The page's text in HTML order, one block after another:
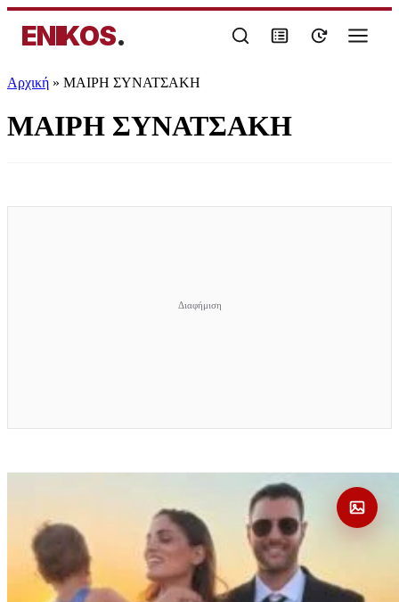
ENIKOS.
Αρχική » ΜΑΙΡΗ ΣΥΝΑΤΣΑΚΗ
ΜΑΙΡΗ ΣΥΝΑΤΣΑΚΗ